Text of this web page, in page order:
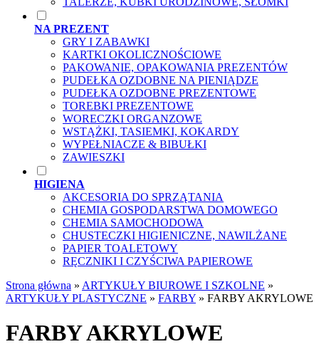
NA PREZENT
GRY I ZABAWKI
KARTKI OKOLICZNOŚCIOWE
PAKOWANIE, OPAKOWANIA PREZENTÓW
PUDEŁKA OZDOBNE NA PIENIĄDZE
PUDEŁKA OZDOBNE PREZENTOWE
TOREBKI PREZENTOWE
WORECZKI ORGANZOWE
WSTĄŻKI, TASIEMKI, KOKARDY
WYPEŁNIACZE & BIBUŁKI
ZAWIESZKI
HIGIENA
AKCESORIA DO SPRZĄTANIA
CHEMIA GOSPODARSTWA DOMOWEGO
CHEMIA SAMOCHODOWA
CHUSTECZKI HIGIENICZNE, NAWILŻANE
PAPIER TOALETOWY
RĘCZNIKI I CZYŚCIWA PAPIEROWE
Strona główna » ARTYKUŁY BIUROWE I SZKOLNE »
ARTYKUŁY PLASTYCZNE » FARBY » FARBY AKRYLOWE
FARBY AKRYLOWE